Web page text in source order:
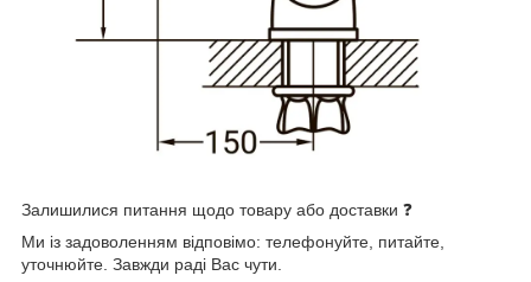
Залишилися питання щодо товару або доставки ❓
Ми із задоволенням відповімо: телефонуйте, питайте,
уточнюйте. Завжди раді Вас чути.